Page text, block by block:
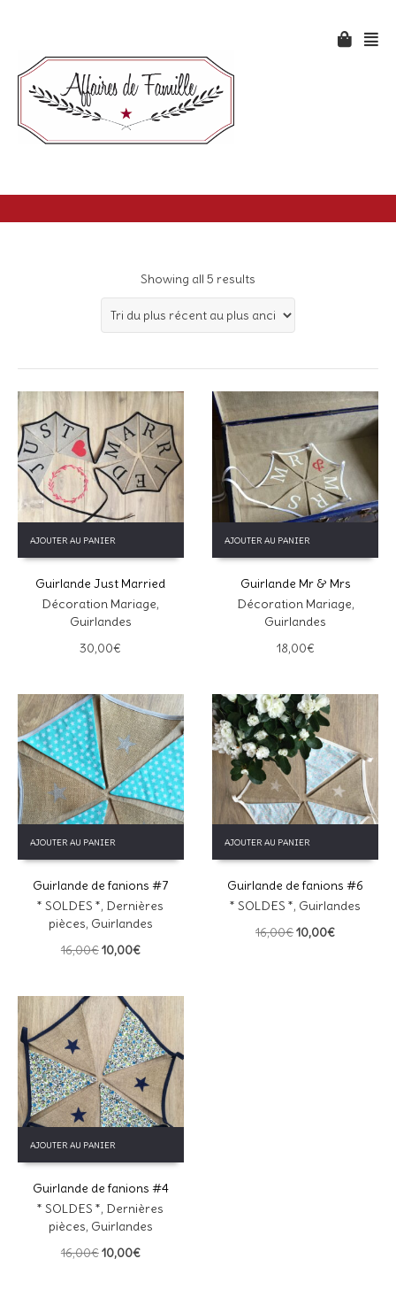
Showing all 5 results
AJOUTER AU PANIER
Guirlande Just Married
Décoration Mariage,
Guirlandes
30,00€
AJOUTER AU PANIER
Guirlande Mr & Mrs
Décoration Mariage,
Guirlandes
18,00€
AJOUTER AU PANIER
Guirlande de fanions #7
* SOLDES *, Dernières
pièces, Guirlandes
16,00€Le
était :
16,00€.
10,00€Le
est :
10,00€.
AJOUTER AU PANIER
Guirlande de fanions #6
* SOLDES *, Guirlandes
16,00€Le
10,00€Le
AJOUTER AU PANIER
Guirlande de fanions #4
* SOLDES *, Dernières
pièces, Guirlandes
16,00€Le
10,00€Le